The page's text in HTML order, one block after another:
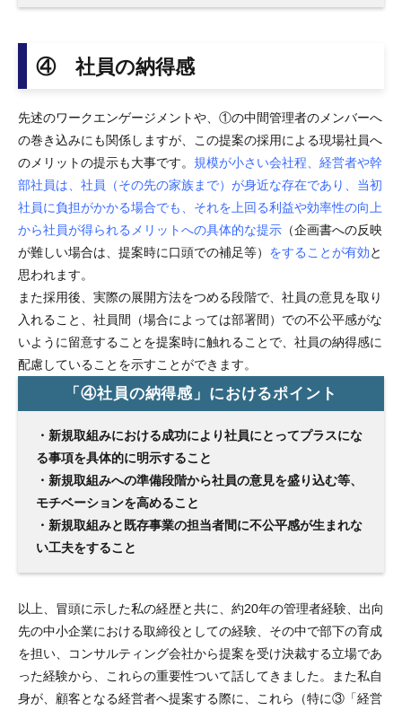
④ 社員の納得感
先述のワークエンゲージメントや、①の中間管理者のメンバーへ
の巻き込みにも関係しますが、この提案の採用による現場社員へ
のメリットの提示も大事です。 規模が小さい会社程、経営者や幹
部社員は、社員（その先の家族まで）が身近な存在であり、当初
社員に負担がかかる場合でも、それを上回る利益や効率性の向上
から社員が得られるメリットへの具体的な提示 （企画書への反映
が難しい場合は、提案時に口頭での補足等） をすることが有効と
思われます。
また採用後、実際の展開方法をつめる段階で、社員の意見を取り
入れること、社員間（場合によっては部署間）での不公平感がな
いように留意することを提案時に触れることで、社員の納得感に
配慮していることを示すことができます。
「④社員の納得感」におけるポイント
・新規取組みにおける成功により社員にとってプラスにな
る事項を具体的に明示すること
・新規取組みへの準備段階から社員の意見を盛り込む等、
モチベーションを高めること
・新規取組みと既存事業の担当者間に不公平感が生まれな
い工夫をすること
以上、冒頭に示した私の経歴と共に、約20年の管理者経験、出向
先の中小企業における取締役としての経験、その中で部下の育成
を担い、コンサルティング会社から提案を受け決裁する立場であ
った経験から、これらの重要性ついて話してきました。また私自
身が、顧客となる経営者へ提案する際に、これら（特に③「経営